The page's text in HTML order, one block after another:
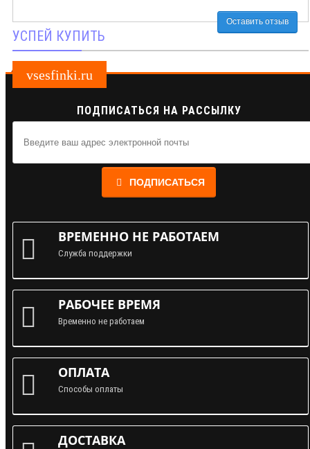
Оставить отзыв
УСПЕЙ КУПИТЬ
vsesfinki.ru
ПОДПИСАТЬСЯ НА РАССЫЛКУ
ПОДПИСАТЬСЯ
ВРЕМЕННО НЕ РАБОТАЕМ
Служба поддержки
РАБОЧЕЕ ВРЕМЯ
Временно не работаем
ОПЛАТА
Способы оплаты
ДОСТАВКА